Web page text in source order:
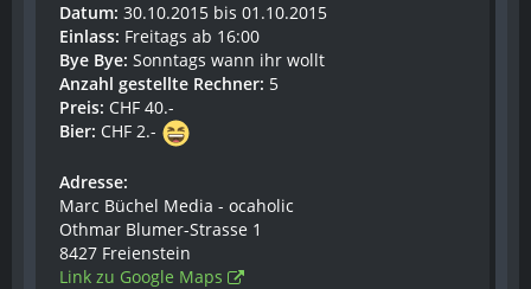
Datum: 30.10.2015 bis 01.10.2015
Einlass: Freitags ab 16:00
Bye Bye: Sonntags wann ihr wollt
Anzahl gestellte Rechner: 5
Preis: CHF 40.-
Bier: CHF 2.-
Adresse:
Marc Büchel Media - ocaholic
Othmar Blumer-Strasse 1
8427 Freienstein
Link zu Google Maps